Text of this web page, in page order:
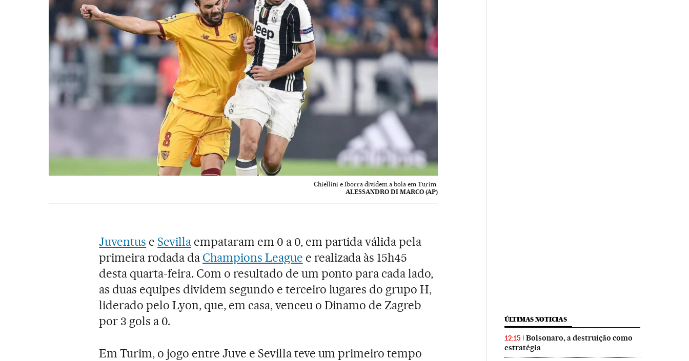
Chiellini e Iborra dividem a bola em Turim.
ALESSANDRO DI MARCO (AP)
Juventus e Sevilla empataram em 0 a 0, em partida válida pela
primeira rodada da Champions League e realizada às 15h45
desta quarta-feira. Com o resultado de um ponto para cada lado,
as duas equipes dividem segundo e terceiro lugares do grupo H,
liderado pelo Lyon, que, em casa, venceu o Dinamo de Zagreb
por 3 gols a 0.
Em Turim, o jogo entre Juve e Sevilla teve um primeiro tempo
ÚLTIMAS NOTICIAS
12:15
Bolsonaro, a destruição como
estratégia